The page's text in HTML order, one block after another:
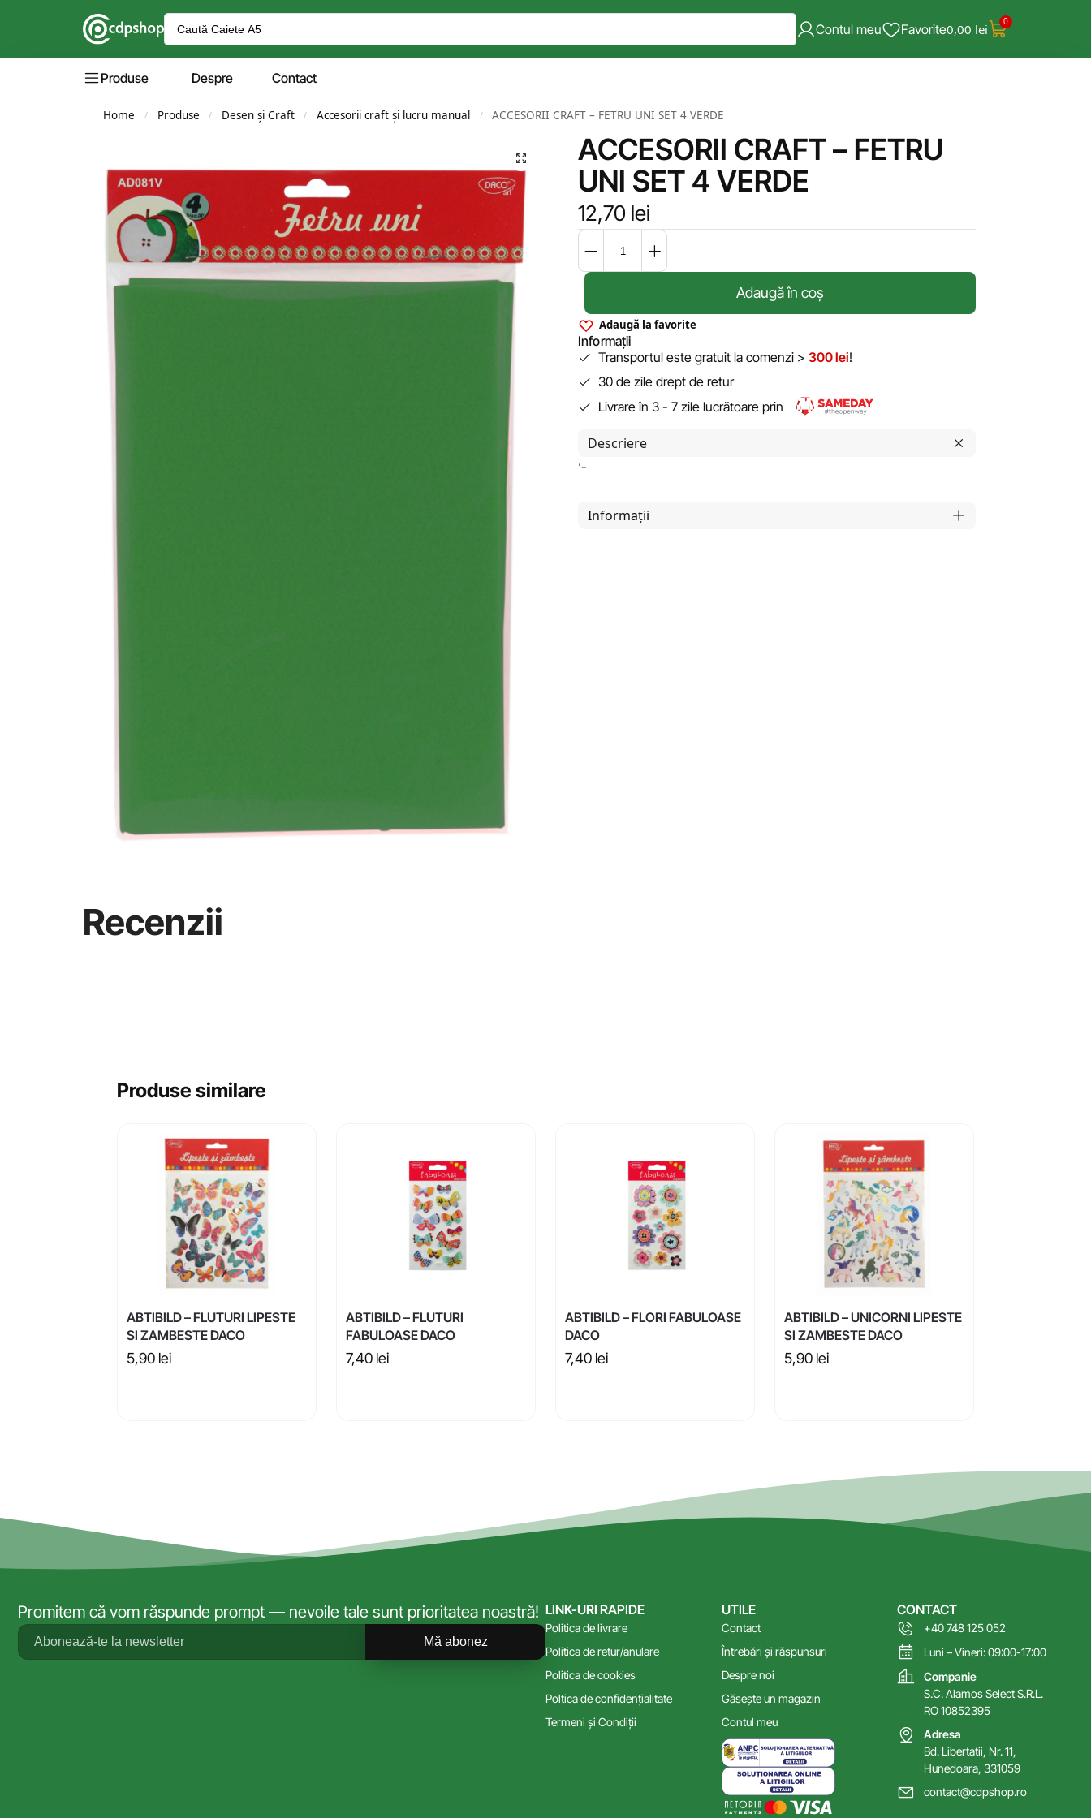
Contul meu Favorite0,00 lei 0
Produse Despre Contact
Home / Produse / Desen și Craft / Accesorii craft și lucru manual / ACCESORII CRAFT – FETRU UNI SET 4 VERDE
ACCESORII CRAFT – FETRU
UNI SET 4 VERDE
12,70 lei
Adaugă în coș
Adaugă la favorite
Informații
Transportul este gratuit la comenzi > 300 lei!
30 de zile drept de retur
Livrare în 3 - 7 zile lucrătoare prin
Descriere
‘-
Informații
Recenzii
Produse similare
ABTIBILD – FLUTURI LIPESTE
SI ZAMBESTE DACO
5,90 lei
ABTIBILD – FLUTURI
FABULOASE DACO
7,40 lei
ABTIBILD – FLORI FABULOASE
DACO
7,40 lei
ABTIBILD – UNICORNI LIPESTE
SI ZAMBESTE DACO
5,90 lei
Promitem că vom răspunde prompt — nevoile tale sunt prioritatea noastră!
Mă abonez
LINK-URI RAPIDE
Politica de livrare
Politica de retur/anulare
Politica de cookies
Poltica de confidențialitate
Termeni și Condiții
UTILE
Contact
Întrebări și răspunsuri
Despre noi
Găsește un magazin
Contul meu
CONTACT
+40 748 125 052
Luni – Vineri: 09:00-17:00
Companie
S.C. Alamos Select S.R.L.
RO 10852395
Adresa
Bd. Libertatii, Nr. 11,
Hunedoara, 331059
contact@cdpshop.ro